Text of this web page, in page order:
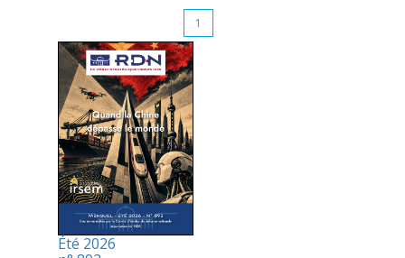
1
Été 2026